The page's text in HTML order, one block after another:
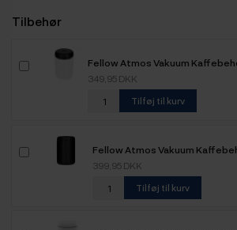
Tilbehør
Fellow Atmos Vakuum
349,95 DKK
Tilføj til kurv
Fellow Atmos Vakuum
399,95 DKK
Tilføj til kurv